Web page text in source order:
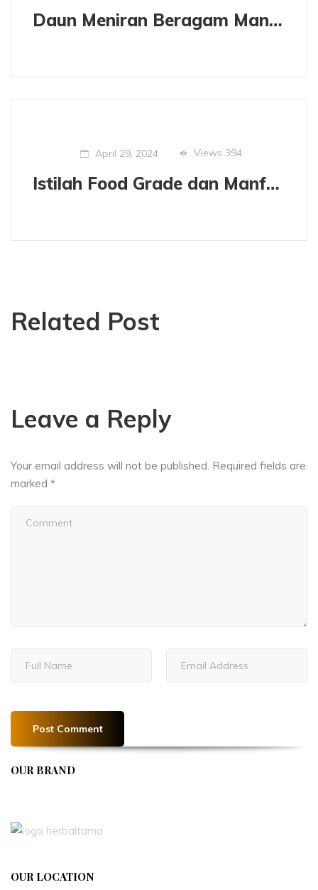
Daun Meniran Beragam Manfaat untuk Kesehatan.
April 29, 2024 Views 394
Istilah Food Grade dan Manfaatnya.
Related Post
Leave a Reply
Your email address will not be published. Required fields are
marked *
OUR BRAND
OUR LOCATION